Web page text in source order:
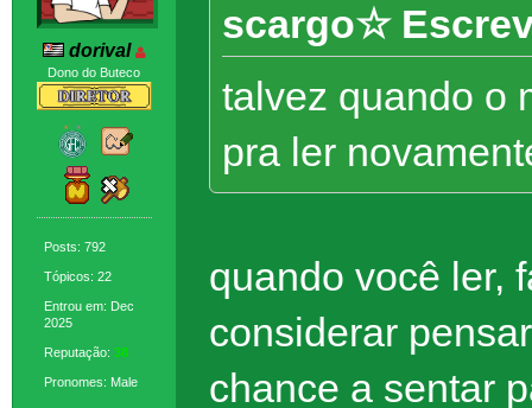
dorival
Dono do Buteco
Posts: 792
Tópicos: 22
Entrou em: Dec
2025
Reputação: 38
Pronomes: Male
scargo☆
talvez quando o
pra ler
quando você ler,
considerar
chance a sentar